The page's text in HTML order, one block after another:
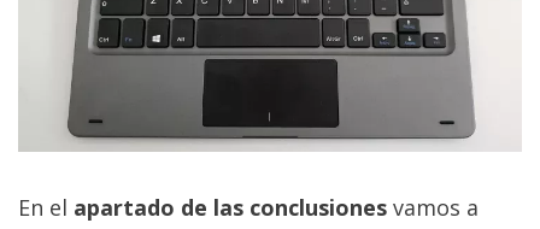
En el apartado de las conclusiones vamos a